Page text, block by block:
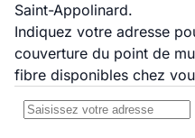
Saint-Appolinard.
Indiquez votre adresse
couverture du point de
fibre disponibles chez